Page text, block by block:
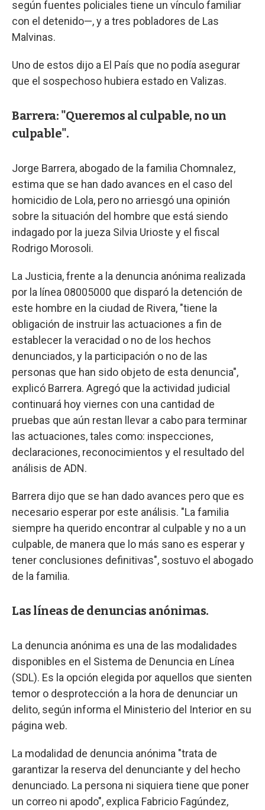
según fuentes policiales tiene un vínculo familiar
con el detenido—, y a tres pobladores de Las
Malvinas.
Uno de estos dijo a El País que no podía asegurar
que el sospechoso hubiera estado en Valizas.
Barrera: "Queremos al culpable, no un
culpable".
Jorge Barrera, abogado de la familia Chomnalez,
estima que se han dado avances en el caso del
homicidio de Lola, pero no arriesgó una opinión
sobre la situación del hombre que está siendo
indagado por la jueza Silvia Urioste y el fiscal
Rodrigo Morosoli.
La Justicia, frente a la denuncia anónima realizada
por la línea 08005000 que disparó la detención de
este hombre en la ciudad de Rivera, "tiene la
obligación de instruir las actuaciones a fin de
establecer la veracidad o no de los hechos
denunciados, y la participación o no de las
personas que han sido objeto de esta denuncia",
explicó Barrera. Agregó que la actividad judicial
continuará hoy viernes con una cantidad de
pruebas que aún restan llevar a cabo para terminar
las actuaciones, tales como: inspecciones,
declaraciones, reconocimientos y el resultado del
análisis de ADN.
Barrera dijo que se han dado avances pero que es
necesario esperar por este análisis. "La familia
siempre ha querido encontrar al culpable y no a un
culpable, de manera que lo más sano es esperar y
tener conclusiones definitivas", sostuvo el abogado
de la familia.
Las líneas de denuncias anónimas.
La denuncia anónima es una de las modalidades
disponibles en el Sistema de Denuncia en Línea
(SDL). Es la opción elegida por aquellos que sienten
temor o desprotección a la hora de denunciar un
delito, según informa el Ministerio del Interior en su
página web.
La modalidad de denuncia anónima "trata de
garantizar la reserva del denunciante y del hecho
denunciado. La persona ni siquiera tiene que poner
un correo ni apodo", explica Fabricio Fagúndez,